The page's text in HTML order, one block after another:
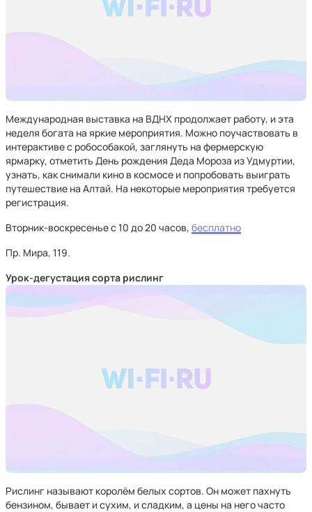
Международная выставка на ВДНХ продолжает работу, и эта
неделя богата на яркие мероприятия. Можно поучаствовать в
интерактиве с робособакой, заглянуть на фермерскую
ярмарку, отметить День рождения Деда Мороза из Удмуртии,
узнать, как снимали кино в космосе и попробовать выиграть
путешествие на Алтай. На некоторые мероприятия требуется
регистрация.
Вторник-воскресенье с 10 до 20 часов, бесплатно
Пр. Мира, 119.
Урок-дегустация сорта рислинг
Рислинг называют королём белых сортов. Он может пахнуть
бензином, бывает и сухим, и сладким, а цены на него часто